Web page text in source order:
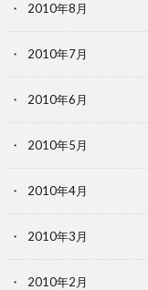
2010年8月
2010年7月
2010年6月
2010年5月
2010年4月
2010年3月
2010年2月